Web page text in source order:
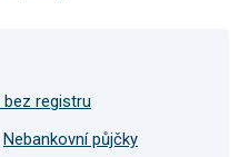
bez registru
Nebankovní půjčky